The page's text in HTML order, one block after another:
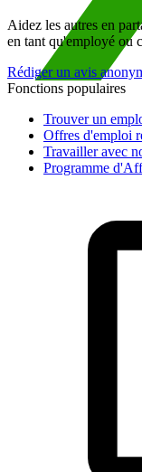
Aidez les autres en
en tant qu'employé ou
Rédiger un avis
Fonctions populaires
Trouver un
Offres d'emploi
Travailler avec
Programme